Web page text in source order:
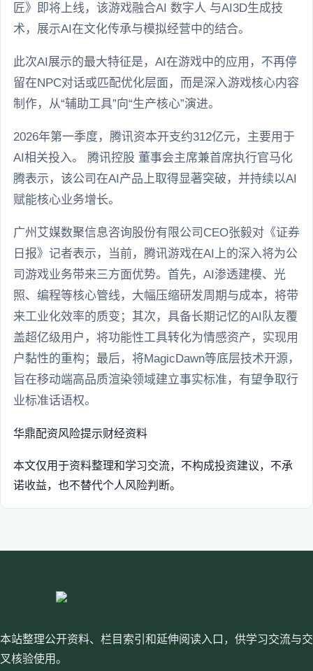
匠》即将上线，该游戏融合AI 数字人 与AI3D生成技
术，展示AI在文化传承与模拟经营中的结合。
此次AI展示的最大特征是，AI在游戏中的应用，不再停
留在NPC对话或匹配优化层面，而是深入游戏核心内容
制作，从“辅助工具”向“生产核心”演进。
2026年第一季度，腾讯资本开支约312亿元，主要用于
AI相关投入。 腾讯控股 董事会主席兼首席执行官马化
腾表示，该公司在AI产品上取得显著突破，并持续以AI
赋能核心业务增长。
广州艾媒数聚信息咨询股份有限公司CEO张毅对《证券
日报》记者表示，当前，腾讯游戏在AI上的深入将为公
司游戏业务带来三方面优势。首先，AI渗透建模、光
照、编程等核心管线，大幅压缩研发周期与成本，将带
来工业化效率的质变；其次，具备长期记忆的AI队友覆
盖超亿级用户，将功能性工具转化为情感资产，实现用
户黏性的重构；最后，将MagicDawn等底层技术开源，
旨在移动端高品质渲染领域建立事实标准，有望争取行
业标准话语权。
华鼎配资风险提示财经资料
本文仅用于资料整理和学习交流，不构成投资建议，不承
诺收益，也不替代个人风险判断。
本站整理公开资料、栏目索引和延伸阅读入口，供学习交流与交
叉核验使用。